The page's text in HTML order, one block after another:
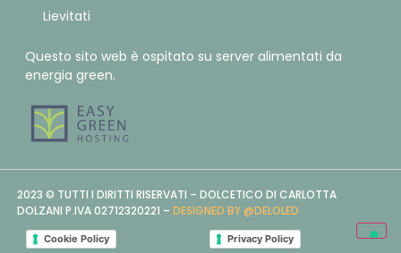
Lievitati
Questo sito web è ospitato su server alimentati da
energia green.
2023 © TUTTI I DIRITTI RISERVATI – DOLCETICO DI CARLOTTA
DOLZANI P.IVA 02712320221 – DESIGNED BY @DELOLED
Cookie Policy Privacy Policy